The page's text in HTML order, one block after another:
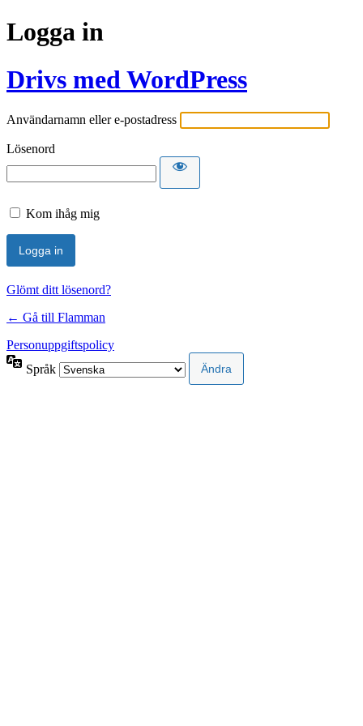
Logga in
Drivs med WordPress
Användarnamn eller e-postadress
Lösenord
Kom ihåg mig
Glömt ditt lösenord?
← Gå till Flamman
Personuppgiftspolicy
Språk